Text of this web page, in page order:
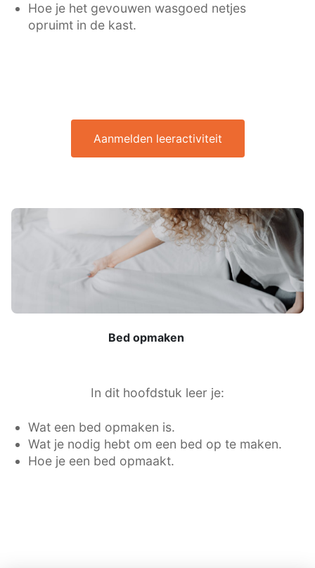
Hoe je het gevouwen wasgoed netjes
opruimt in de kast.
Aanmelden leeractiviteit
Bed opmaken
In dit hoofdstuk leer je:
Wat een bed opmaken is.
Wat je nodig hebt om een bed op te maken.
Hoe je een bed opmaakt.